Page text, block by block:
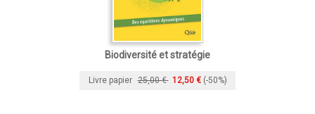
Biodiversité et stratégie
Livre papier 25,00 € 12,50 € (-50%)